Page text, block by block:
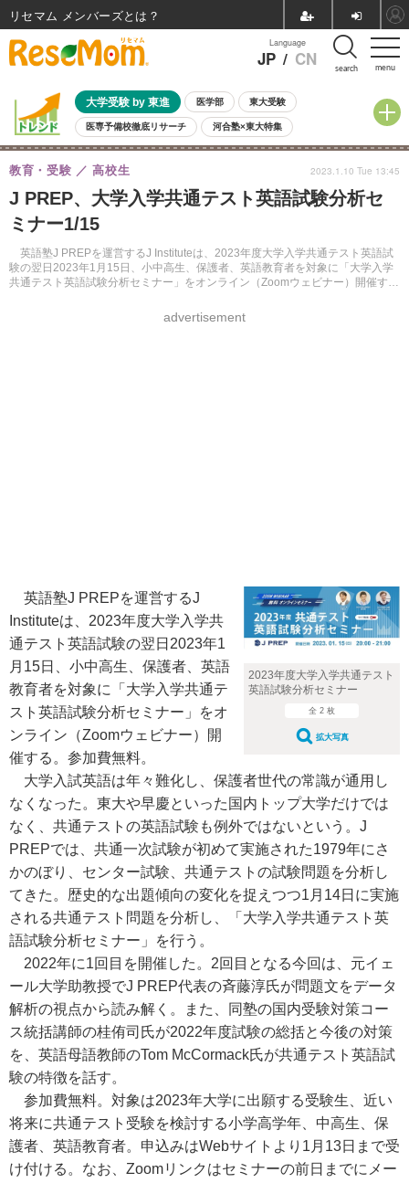
menu
Language
JP / CN search
大学受験 by 東進 医学部 東大受験
医専予備校徹底リサーチ 河合塾×東大特集
親子で考える大学選び 高校受験 中学受験 小学校受験
共通テスト 夏休み
8月開催イベント・WS 全国公立高校 過去問 人気記事
自由研究教材（小学生向け）
J PREP、大学入学共通テスト英語試験分析セ
ミナー1/15
英語塾J PREPを運営するJ Instituteは、2023年度大学入学共通テスト英語試
験の翌日2023年1月15日、小中高生、保護者、英語教育者を対象に「大学入学
共通テスト英語試験分析セミナー」をオンライン（Zoomウェビナー）開催す
教育・受験 高校生
advertisement
2023.1.10 Tue 13:45
2023年度大学入学共通テスト
英語試験分析セミナー
全 2 枚
拡大写真
英語塾J PREPを運営するJ
Instituteは、2023年度大学入学共
通テスト英語試験の翌日2023年1
月15日、小中高生、保護者、英語
教育者を対象に「大学入学共通テ
スト英語試験分析セミナー」をオ
ンライン（Zoomウェビナー）開
催する。参加費無料。
大学入試英語は年々難化し、保護者世代の常識が通用し
なくなった。東大や早慶といった国内トップ大学だけでは
なく、共通テストの英語試験も例外ではないという。J
PREPでは、共通一次試験が初めて実施された1979年にさ
かのぼり、センター試験、共通テストの試験問題を分析し
てきた。歴史的な出題傾向の変化を捉えつつ1月14日に実施
される共通テスト問題を分析し、「大学入学共通テスト英
語試験分析セミナー」を行う。
2022年に1回目を開催した。2回目となる今回は、元イェ
ール大学助教授でJ PREP代表の斉藤淳氏が問題文をデータ
解析の視点から読み解く。また、同塾の国内受験対策コー
ス統括講師の桂侑司氏が2022年度試験の総括と今後の対策
を、英語母語教師のTom McCormack氏が共通テスト英語試
験の特徴を話す。
参加費無料。対象は2023年大学に出願する受験生、近い
将来に共通テスト受験を検討する小学高学年、中高生、保
護者、英語教育者。申込みはWebサイトより1月13日まで受
け付ける。なお、Zoomリンクはセミナーの前日までにメー
リセマム メンバーズ